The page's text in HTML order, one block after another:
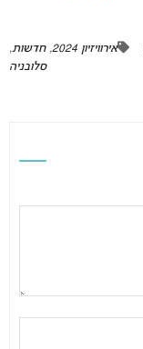
אירוויזיון 2024 ,חדשות,
סלובניה